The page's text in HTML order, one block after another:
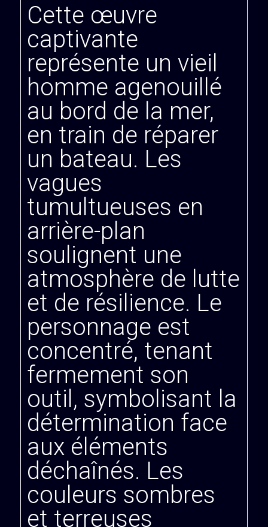
Cette œuvre
captivante
représente un vieil
homme agenouillé
au bord de la mer,
en train de réparer
un bateau. Les
vagues
tumultueuses en
arrière-plan
soulignent une
atmosphère de lutte
et de résilience. Le
personnage est
concentré, tenant
fermement son
outil, symbolisant la
détermination face
aux éléments
déchaînés. Les
couleurs sombres
et terreuses